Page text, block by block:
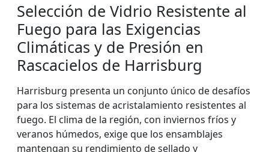
Selección de Vidrio Resistente al
Fuego para las Exigencias
Climáticas y de Presión en
Rascacielos de Harrisburg
Harrisburg presenta un conjunto único de desafíos
para los sistemas de acristalamiento resistentes al
fuego. El clima de la región, con inviernos fríos y
veranos húmedos, exige que los ensamblajes
mantengan su rendimiento de sellado y